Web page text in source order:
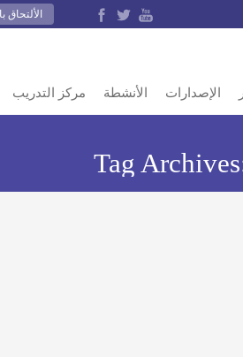
الألتحاق
الإصدارات الأنشطة مركز التدريب
Tag